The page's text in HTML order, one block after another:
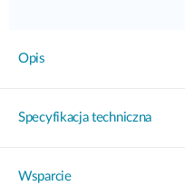
Opis
Specyfikacja techniczna
Wsparcie